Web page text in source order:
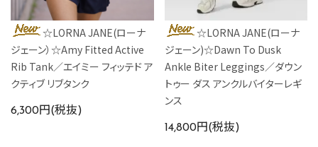
☆LORNA JANE(ローナ
ジェーン）☆Amy Fitted Active
Rib Tank／エイミー フィッテド ア
クティブ リブタンク
6,300円(税抜)
☆LORNA JANE(ローナ
ジェーン)☆Dawn To Dusk
Ankle Biter Leggings／ダウン
トゥー ダス アンクルバイターレギ
ンス
14,800円(税抜)